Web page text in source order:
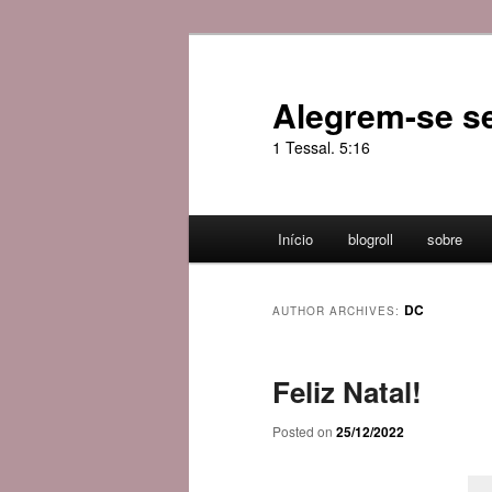
Alegrem-se
1 Tessal. 5:16
Início blogroll sobre
AUTHOR ARCHIVES: DC
Feliz Natal!
Posted on 25/12/2022